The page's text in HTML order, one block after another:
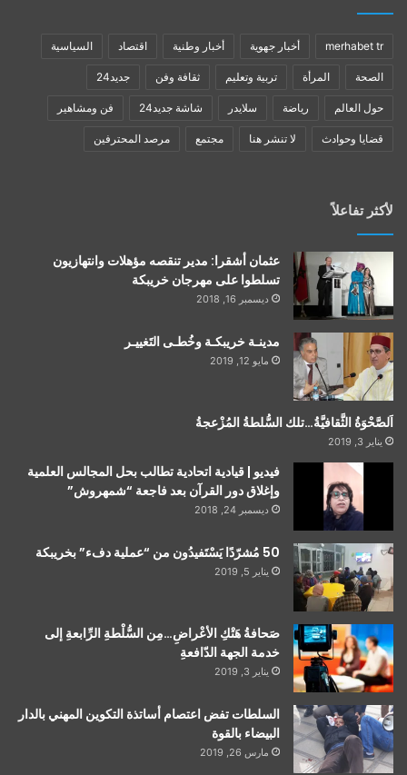
merhabet tr أخبار جهوية أخبار وطنية اقتصاد السياسية
الصحة المرأة تربية وتعليم ثقافة وفن جديد24
حول العالم رياضة سلايدر شاشة جديد24 فن ومشاهير
قضايا وحوادث لا تنشر هنا مجتمع مرصد المحترفين
لأكثر تفاعلاً
عثمان أشقرا: مدير تنقصه مؤهلات وانتهازيون
تسلطوا على مهرجان خريبكة
ديسمبر 16, 2018
مدينـة خريبكـة وخُطـى التَغييـر
مايو 12, 2019
اَلصَّحْوَةُ الثَّقافيَّةُ…تلك السُّلطةُ المُزْعجةُ
يناير 3, 2019
فيديو | قيادية اتحادية تطالب بحل المجالس العلمية
وإغلاق دور القرآن بعد فاجعة “شمهروش”
ديسمبر 24, 2018
50 مُشرّدًا يَسْتَفيدُون من “عملية دفء” بخريبكة
يناير 5, 2019
صَحافةُ هَتْكِ الأعْراضِ…مِن السُّلْطةِ الرِّابعةِ إلى
خدمة الجهة الدّافعةِ
يناير 3, 2019
السلطات تفض اعتصام أساتذة التكوين المهني بالدار
البيضاء بالقوة
مارس 26, 2019